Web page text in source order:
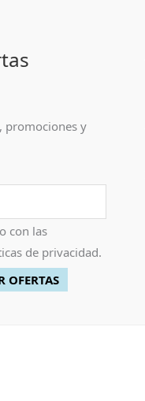
promociones y
con las
de privacidad.